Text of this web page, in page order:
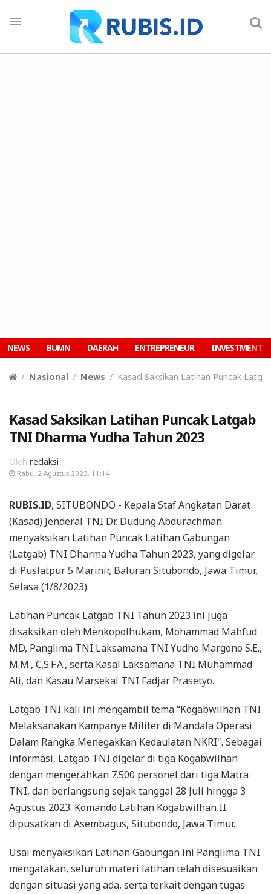
NEWS BUMN DAERAH ENTREPRENEUR INVESTMENT
Nasional News Kasad Saksikan Latihan Puncak
Kasad Saksikan Latihan Puncak Latgab
TNI Dharma Yudha Tahun 2023
Oleh redaksi
Rabu, 2 Agustus 2023, 11:14
RUBIS.ID, SITUBONDO - Kepala Staf Angkatan Darat
(Kasad) Jenderal TNI Dr. Dudung Abdurachman
menyaksikan Latihan Puncak Latihan Gabungan
(Latgab) TNI Dharma Yudha Tahun 2023, yang digelar
di Puslatpur 5 Marinir, Baluran Situbondo, Jawa Timur,
Selasa (1/8/2023).
Latihan Puncak Latgab TNI Tahun 2023 ini juga
disaksikan oleh Menkopolhukam, Mohammad Mahfud
MD, Panglima TNI Laksamana TNI Yudho Margono S.E.,
M.M., C.S.F.A., serta Kasal Laksamana TNI Muhammad
Ali, dan Kasau Marsekal TNI Fadjar Prasetyo.
Latgab TNI kali ini mengambil tema “Kogabwilhan TNI
Melaksanakan Kampanye Militer di Mandala Operasi
Dalam Rangka Menegakkan Kedaulatan NKRI". Sebagai
informasi, Latgab TNI digelar di tiga Kogabwilhan
dengan mengerahkan 7.500 personel dari tiga Matra
TNI, dan berlangsung sejak tanggal 28 Juli hingga 3
Agustus 2023. Komando Latihan Kogabwilhan II
dipusatkan di Asembagus, Situbondo, Jawa Timur.
Usai menyaksikan Latihan Gabungan ini Panglima TNI
mengatakan, seluruh materi latihan telah disesuaikan
dengan situasi yang ada, serta terkait dengan tugas